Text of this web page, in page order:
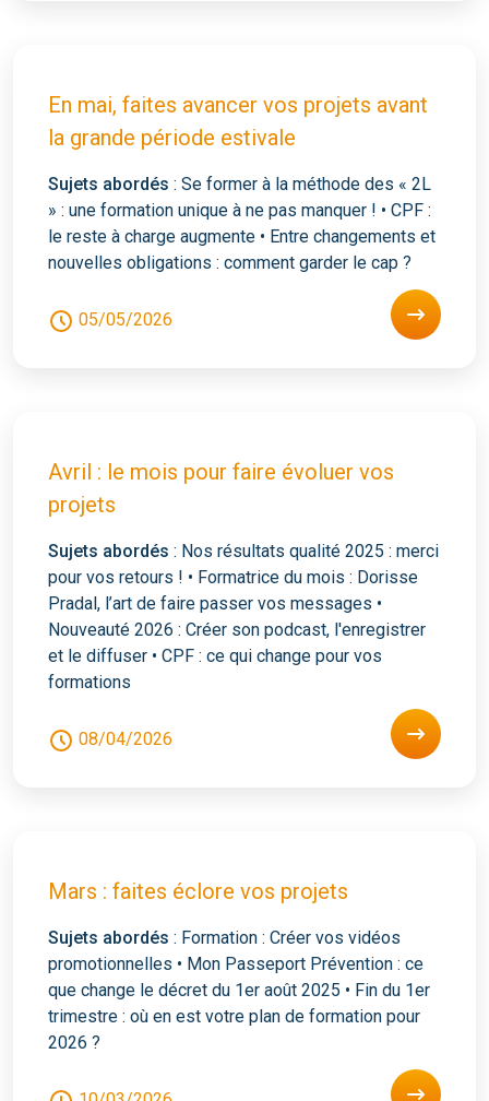
En mai, faites avancer vos projets avant
la grande période estivale
Sujets abordés : Se former à la méthode des « 2L
» : une formation unique à ne pas manquer ! • CPF :
le reste à charge augmente • Entre changements et
nouvelles obligations : comment garder le cap ?
05/05/2026
Avril : le mois pour faire évoluer vos
projets
Sujets abordés : Nos résultats qualité 2025 : merci
pour vos retours ! • Formatrice du mois : Dorisse
Pradal, l’art de faire passer vos messages •
Nouveauté 2026 : Créer son podcast, l'enregistrer
et le diffuser • CPF : ce qui change pour vos
formations
08/04/2026
Mars : faites éclore vos projets
Sujets abordés : Formation : Créer vos vidéos
promotionnelles • Mon Passeport Prévention : ce
que change le décret du 1er août 2025 • Fin du 1er
trimestre : où en est votre plan de formation pour
2026 ?